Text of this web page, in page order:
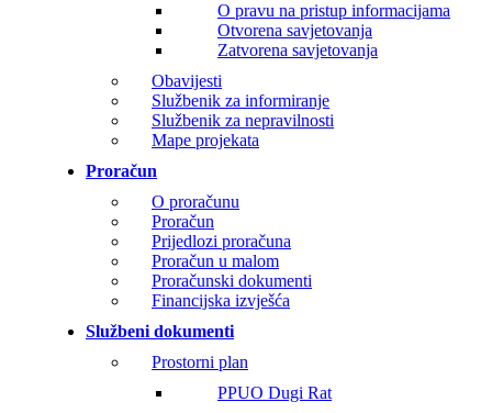
O pravu na pristup informacijama
Otvorena savjetovanja
Zatvorena savjetovanja
Obavijesti
Službenik za informiranje
Službenik za nepravilnosti
Mape projekata
Proračun
O proračunu
Proračun
Prijedlozi proračuna
Proračun u malom
Proračunski dokumenti
Financijska izvješća
Službeni dokumenti
Prostorni plan
PPUO Dugi Rat